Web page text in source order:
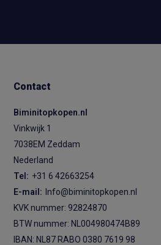
Contact
Biminitopkopen.nl
Vinkwijk 1
7038EM Zeddam
Nederland
Tel: +31 6 42663254
E-mail: Info@biminitopkopen.nl
KVK nummer: 92824870
BTW nummer: NL004980474B89
IBAN: NL87 RABO 0380 7619 98